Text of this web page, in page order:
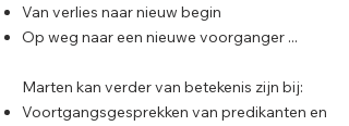
Van verlies naar nieuw begin
Op weg naar een nieuwe voorganger ...
Marten kan verder van betekenis zijn bij:
Voortgangsgesprekken van predikanten en